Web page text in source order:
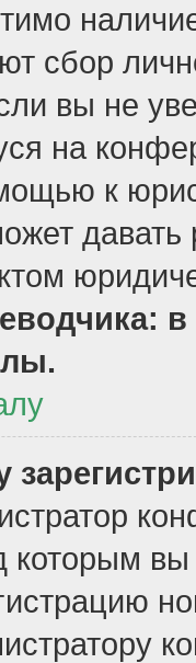
сбор
вы не
на
к
которым